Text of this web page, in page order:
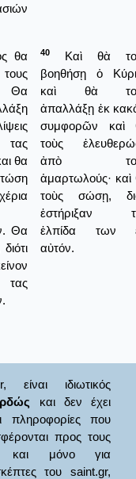
θα
Θα
θα
Θα
τας
40
Καὶ θὰ
βοηθήσῃ ὁ
καὶ θὰ
ἀπαλλάξῃ ἐκ
συμφορῶν καὶ
τοὺς
ἀπὸ
ἁμαρτωλούς· καὶ
τοὺς σώσῃ,
ἐστήριξαν
ἐλπίδα των
αὐτόν.
ιδιωτικός
και δεν έχει
πληροφορίες που
προς τους
και μόνο για
του saint.gr,